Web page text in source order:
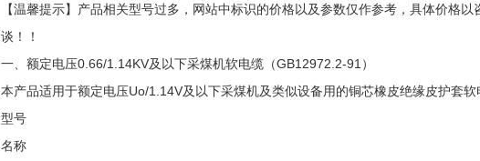
【温馨提示】产品相关型号过多，网站中标识的价格以及参数仅作参考，具体价格
谈！！
一、额定电压0.66/1.14KV及以下采煤机软电缆（GB12972.2-91）
本产品适用于额定电压Uo/1.14V及以下采煤机及类似设备用的铜芯橡皮绝缘皮护套软
型号
名称